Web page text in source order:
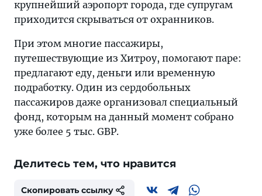
крупнейший аэропорт города, где супругам
приходится скрываться от oхранников.
При этом многие пассажиры,
путешествующие из Хитроу, помогают паре:
предлагают еду, деньги или временную
подработку. Один из сердобольных
пассажиров даже организовал специальный
фонд, которым на данный момент собрано
уже более 5 тыс. GBP.
Делитесь тем, что нравится
Скопировать ссылку